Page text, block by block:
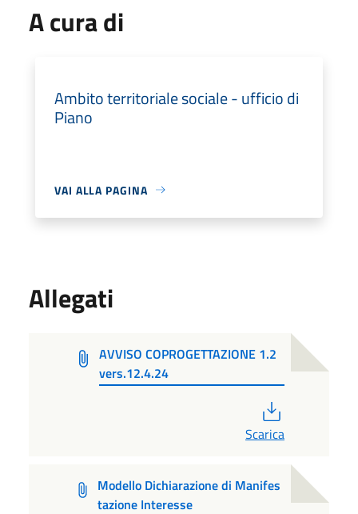
A cura di
Ambito territoriale sociale - ufficio di
Piano
VAI ALLA PAGINA
Allegati
AVVISO COPROGETTAZIONE 1.2
vers.12.4.24
Scarica
Modello Dichiarazione di Manifes
tazione Interesse